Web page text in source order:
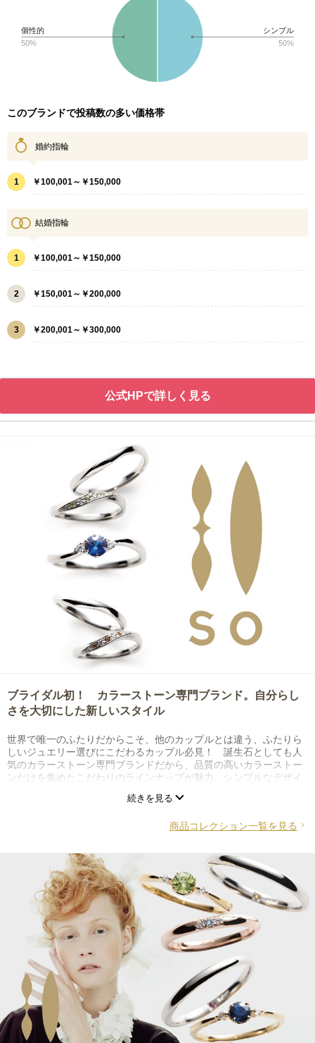
シンプル
50%
個性的
50%
このブランドで投稿数の多い価格帯
婚約指輪
1 ￥100,001～￥150,000
結婚指輪
1 ￥100,001～￥150,000
2 ￥150,001～￥200,000
3 ￥200,001～￥300,000
公式HPで詳しく見る
ブライダル初！ カラーストーン専門ブランド。自分らし
さを大切にした新しいスタイル
世界で唯一のふたりだからこそ、他のカップルとは違う、ふたりら
しいジュエリー選びにこだわるカップル必見！ 誕生石としても人
気のカラーストーン専門ブランドだから、品質の高いカラーストー
ンだけを集めたこだわりのラインナップが魅力。シンプルなデザイ
ったりだから、普段使いしやすくオシャレカップルに人気。
続きを見る
商品コレクション一覧を見る